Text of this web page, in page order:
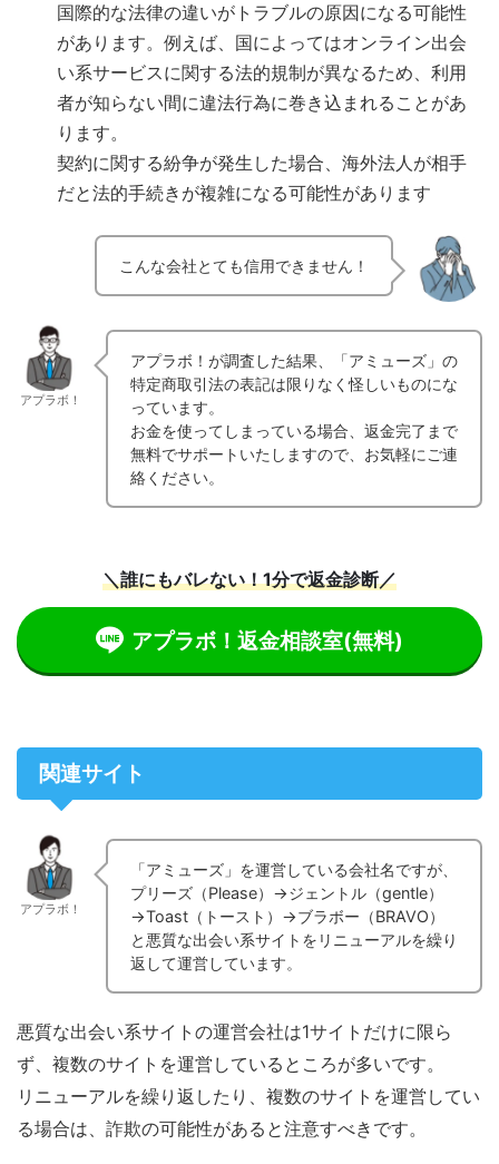
国際的な法律の違いがトラブルの原因になる可能性
があります。例えば、国によってはオンライン出会
い系サービスに関する法的規制が異なるため、利用
者が知らない間に違法行為に巻き込まれることがあ
ります。
契約に関する紛争が発生した場合、海外法人が相手
だと法的手続きが複雑になる可能性があります
こんな会社とても信用できません！
アプラボ！
アプラボ！が調査した結果、「アミューズ」の
特定商取引法の表記は限りなく怪しいものにな
っています。
お金を使ってしまっている場合、返金完了まで
無料でサポートいたしますので、お気軽にご連
絡ください。
＼誰にもバレない！1分で返金診断／
アプラボ！返金相談室(無料)
関連サイト
アプラボ！
「アミューズ」を運営している会社名ですが、
プリーズ（Please）→ジェントル（gentle）
→Toast（トースト）→ブラボー（BRAVO）
と悪質な出会い系サイトをリニューアルを繰り
返して運営しています。
悪質な出会い系サイトの運営会社は1サイトだけに限ら
ず、複数のサイトを運営しているところが多いです。
リニューアルを繰り返したり、複数のサイトを運営してい
る場合は、詐欺の可能性があると注意すべきです。